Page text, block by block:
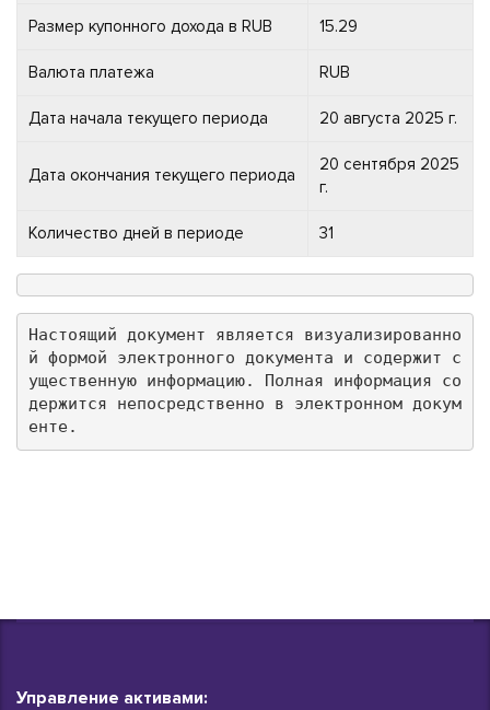
Размер купонного дохода в RUB 15.29
Валюта платежа RUB
Дата начала текущего периода 20 августа 2025 г.
Дата окончания текущего периода
20 сентября 2025
г.
Количество дней в периоде 31
Настоящий документ является визуализированно
й формой электронного документа и содержит с
ущественную информацию. Полная информация со
держится непосредственно в электронном докум
енте.
Управление активами: